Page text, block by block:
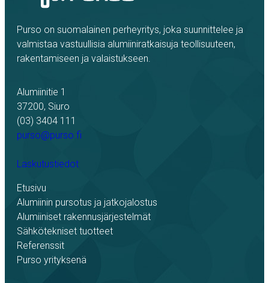
Purso on suomalainen perheyritys, joka suunnittelee ja
valmistaa vastuullisia alumiiniratkaisuja teollisuuteen,
rakentamiseen ja valaistukseen.
Alumiinitie 1
37200, Siuro
(03) 3404 111
purso@purso.fi
Laskutustiedot
Etusivu
Alumiinin pursotus ja jatkojalostus
Alumiiniset rakennusjärjestelmät
Sähkötekniset tuotteet
Referenssit
Purso yrityksenä